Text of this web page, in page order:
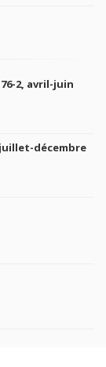
2, avril-juin
décembre